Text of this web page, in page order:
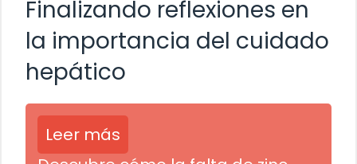
Finalizando reflexiones en
la importancia del cuidado
hepático
Leer más